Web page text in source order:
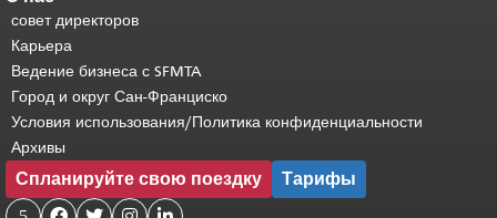
совет директоров
Карьера
Ведение бизнеса с SFMTA
Город и округ Сан-Франциско
Условия использования/Политика конфиденциальности
Архивы
Спланируйте свою поездку Тарифы